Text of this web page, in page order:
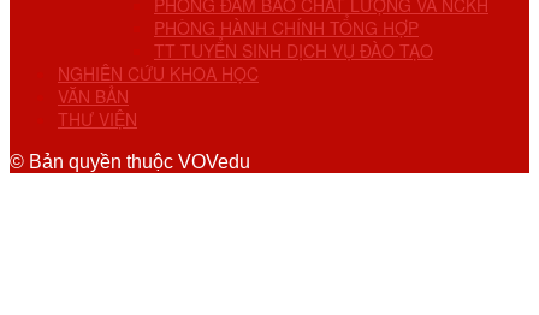
PHÒNG ĐẢM BẢO CHẤT LƯỢNG VÀ NCKH
PHÒNG HÀNH CHÍNH TỔNG HỢP
TT TUYỂN SINH DỊCH VỤ ĐÀO TẠO
NGHIÊN CỨU KHOA HỌC
VĂN BẢN
THƯ VIỆN
© Bản quyền thuộc VOVedu